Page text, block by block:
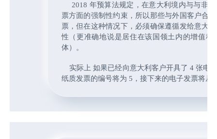
2018 年预算法规定，在意大利境内与与非
票方面的强制性约束，所以那些与外国客户合
票，但在这种情况下，必须确保遵循发给意大
性（更准确地说是居住在该国领土内的增值
体）。
实际上 如果已经向意大利客户开具了 4 张电
纸质发票的编号将为 5，接下来的电子发票将从